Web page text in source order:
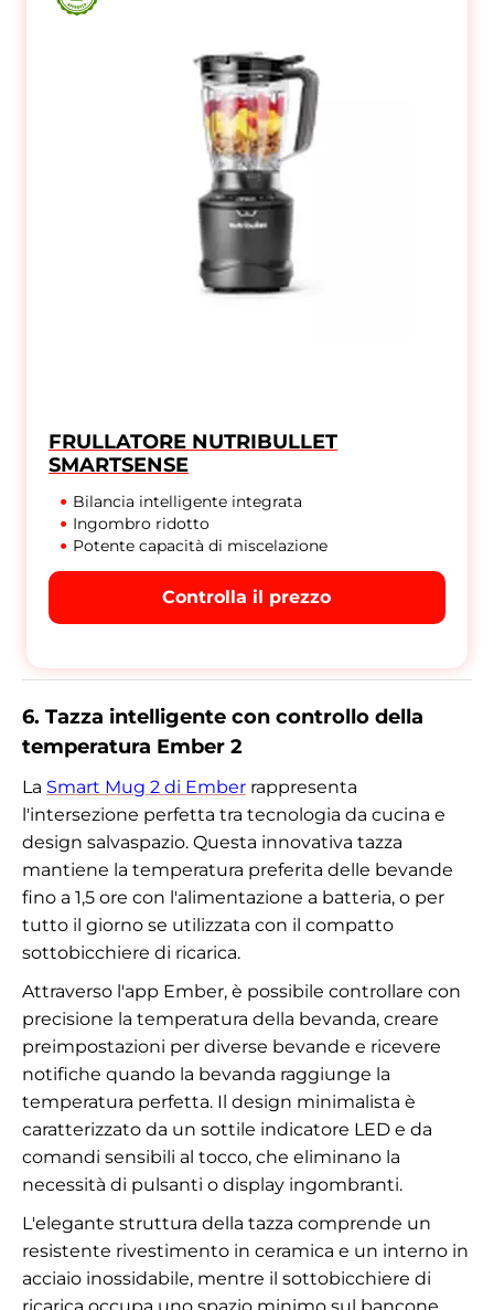
FRULLATORE NUTRIBULLET
SMARTSENSE
Bilancia intelligente integrata
Ingombro ridotto
Potente capacità di miscelazione
Controlla il prezzo
6. Tazza intelligente con controllo della
temperatura Ember 2
La Smart Mug 2 di Ember rappresenta
l'intersezione perfetta tra tecnologia da cucina e
design salvaspazio. Questa innovativa tazza
mantiene la temperatura preferita delle bevande
fino a 1,5 ore con l'alimentazione a batteria, o per
tutto il giorno se utilizzata con il compatto
sottobicchiere di ricarica.
Attraverso l'app Ember, è possibile controllare con
precisione la temperatura della bevanda, creare
preimpostazioni per diverse bevande e ricevere
notifiche quando la bevanda raggiunge la
temperatura perfetta. Il design minimalista è
caratterizzato da un sottile indicatore LED e da
comandi sensibili al tocco, che eliminano la
necessità di pulsanti o display ingombranti.
L'elegante struttura della tazza comprende un
resistente rivestimento in ceramica e un interno in
acciaio inossidabile, mentre il sottobicchiere di
ricarica occupa uno spazio minimo sul bancone.